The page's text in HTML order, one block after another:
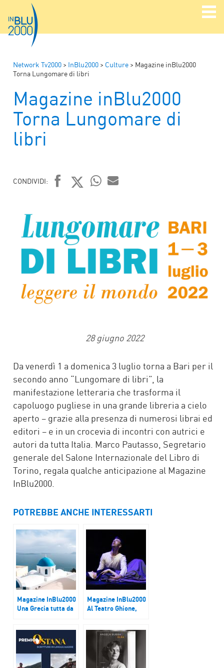
Network Tv2000 > InBlu2000 > Culture > Magazine inBlu2000
Torna Lungomare di libri
Magazine inBlu2000
Torna Lungomare di
libri
CONDIVIDI:
28 giugno 2022
Da venerdì 1 a domenica 3 luglio torna a Bari per il
secondo anno “Lungomare di libri”, la
manifestazione letteraria che trasforma il
capoluogo pugliese in una grande libreria a cielo
aperto – grazie alla presenza di numerosi librai ed
editori – e in un crocevia di incontri con autrici e
autori da tutta Italia. Marco Pautasso, Segretario
generale del Salone Internazionale del Libro di
Torino, regala qualche anticipazione al Magazine
InBlu2000.
POTREBBE ANCHE INTERESSARTI
Magazine InBlu2000
Una Grecia tutta da
Magazine InBlu2000
Al Teatro Ghione,